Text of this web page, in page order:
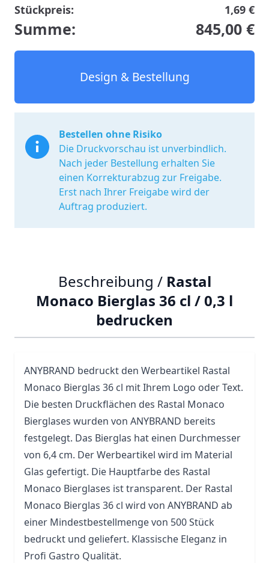
Stückpreis: 1,69 €
Summe: 845,00 €
Design & Bestellung
Bestellen ohne Risiko
Die Druckvorschau ist unverbindlich.
Nach jeder Bestellung erhalten Sie
einen Korrekturabzug zur Freigabe.
Erst nach Ihrer Freigabe wird der
Auftrag produziert.
Beschreibung / Rastal
Monaco Bierglas 36 cl / 0,3 l
bedrucken
ANYBRAND bedruckt den Werbeartikel Rastal
Monaco Bierglas 36 cl mit Ihrem Logo oder Text.
Die besten Druckflächen des Rastal Monaco
Bierglases wurden von ANYBRAND bereits
festgelegt. Das Bierglas hat einen Durchmesser
von 6,4 cm. Der Werbeartikel wird im Material
Glas gefertigt. Die Hauptfarbe des Rastal
Monaco Bierglases ist transparent. Der Rastal
Monaco Bierglas 36 cl wird von ANYBRAND ab
einer Mindestbestellmenge von 500 Stück
bedruckt und geliefert. Klassische Eleganz in
Profi Gastro Qualität.